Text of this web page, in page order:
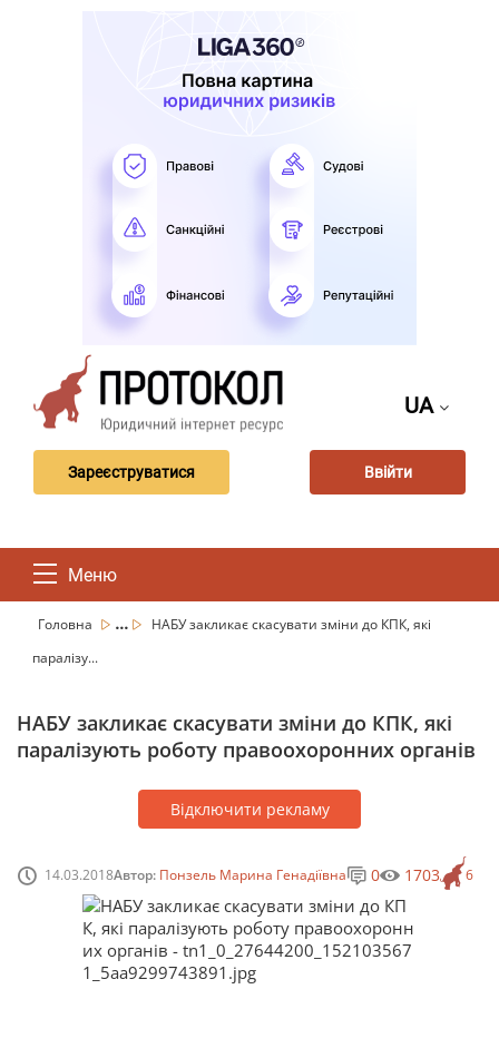
UA
Зареєструватися Ввійти
Меню
Головна ...
НАБУ закликає скасувати зміни до КПК, які
паралізу...
НАБУ закликає скасувати зміни до КПК, які
паралізують роботу правоохоронних органів
Відключити рекламу
14.03.2018Автор: Понзель Марина Генадіївна 6
0 1703